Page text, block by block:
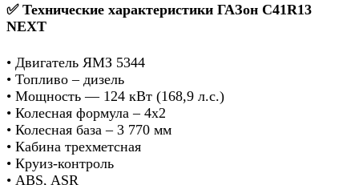
✅ Технические характеристики ГАЗон С41R13
NEXT
• Двигатель ЯМЗ 5344
• Топливо – дизель
• Мощность — 124 кВт (168,9 л.с.)
• Колесная формула – 4х2
• Колесная база – 3 770 мм
• Кабина трехметсная
• Круиз-контроль
• ABS, ASR